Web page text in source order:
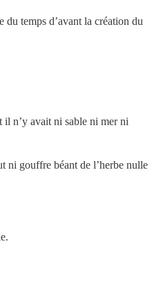
du temps d’avant la création du
n’y avait ni sable ni mer ni
ni gouffre béant de l’herbe nulle